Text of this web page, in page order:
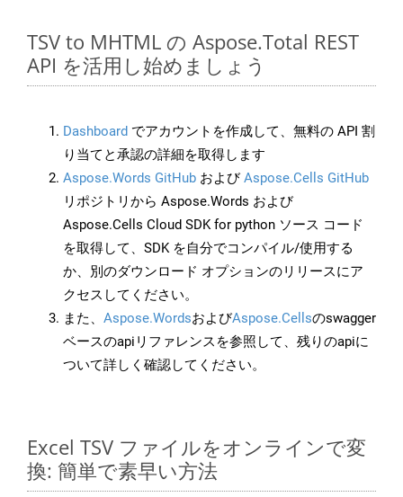
TSV to MHTML の Aspose.Total REST
API を活用し始めましょう
Dashboard でアカウントを作成して、無料の API 割
り当てと承認の詳細を取得します
Aspose.Words GitHub およびAspose.Cells GitHub
リポジトリから Aspose.Words および
Aspose.Cells Cloud SDK for python ソース コード
を取得して、SDK を自分でコンパイル/使用する
か、別のダウンロード オプションのリリースにア
クセスしてください。
また、 Aspose.WordsおよびAspose.Cellsのswagger
ベースのapiリファレンスを参照して、残りのapiに
ついて詳しく確認してください。
Excel TSV ファイルをオンラインで変
換: 簡単で素早い方法